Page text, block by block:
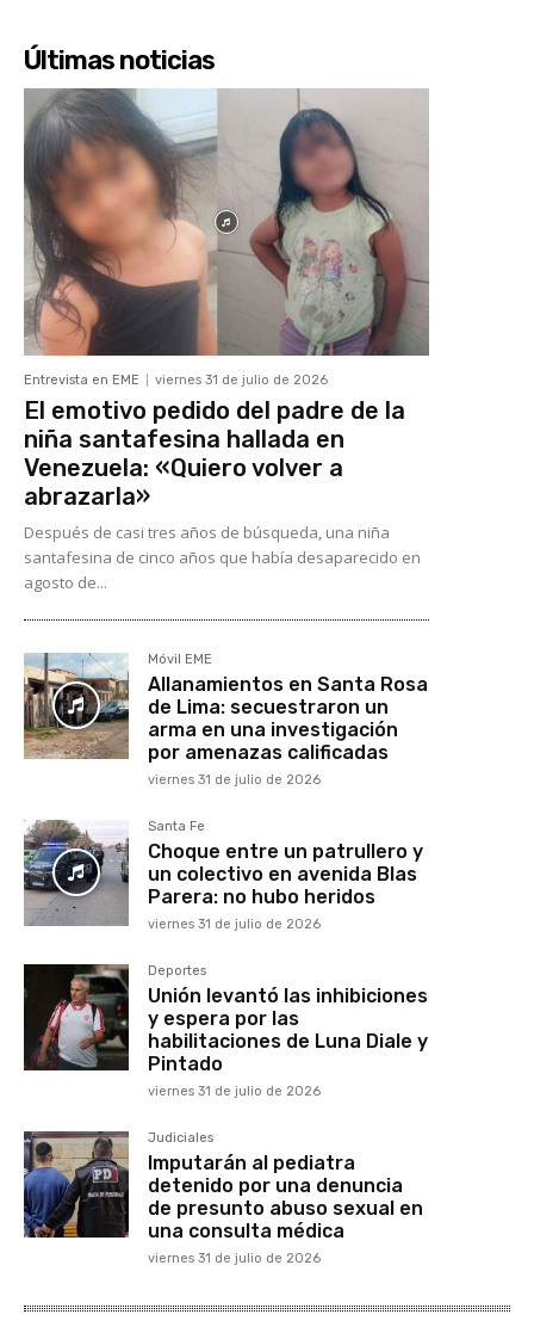
Últimas noticias
Entrevista en EME viernes 31 de julio de 2026
El emotivo pedido del padre de la
niña santafesina hallada en
Venezuela: «Quiero volver a
abrazarla»
Después de casi tres años de búsqueda, una niña
santafesina de cinco años que había desaparecido en
agosto de...
Móvil EME
Allanamientos en Santa Rosa
de Lima: secuestraron un
arma en una investigación
por amenazas calificadas
viernes 31 de julio de 2026
Santa Fe
Choque entre un patrullero y
un colectivo en avenida Blas
Parera: no hubo heridos
viernes 31 de julio de 2026
Deportes
Unión levantó las inhibiciones
y espera por las
habilitaciones de Luna Diale y
Pintado
viernes 31 de julio de 2026
Judiciales
Imputarán al pediatra
detenido por una denuncia
de presunto abuso sexual en
una consulta médica
viernes 31 de julio de 2026